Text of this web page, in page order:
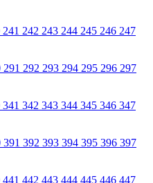
241 242 243 244 245 246 247
291 292 293 294 295 296 297
341 342 343 344 345 346 347
391 392 393 394 395 396 397
441 442 443 444 445 446 447